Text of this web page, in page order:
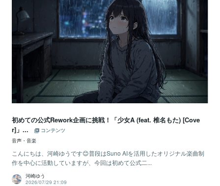
初めての公式Rework企画に挑戦！「少女A (feat. 椎名もた) [Cove
r]」...
コンテンツ
音声・音楽
こんにちは、河崎ゆうです😊普段はSuno AIを活用したオリジナル楽曲制
作を中心に活動していますが、今回は初めて公式二...
河崎ゆう
2026/07/29 21:09